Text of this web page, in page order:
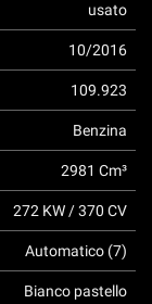
usato
10/2016
109.923
Benzina
2981 Cm³
272 KW / 370 CV
Automatico (7)
Bianco pastello